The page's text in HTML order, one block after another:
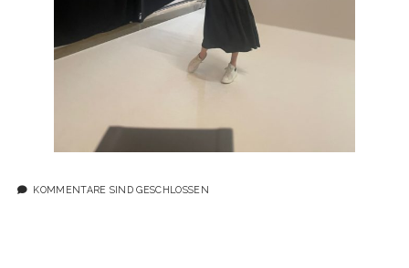
KOMMENTARE SIND GESCHLOSSEN